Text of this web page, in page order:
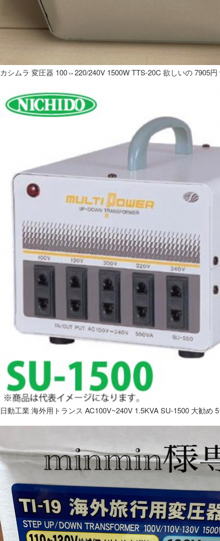
カシムラ 変圧器 100⇔220/240V 1500W TTS-20C 欲しいの 7905円
日動工業 海外用トランス AC100V~240V 1.5KVA SU-1500 大勧め